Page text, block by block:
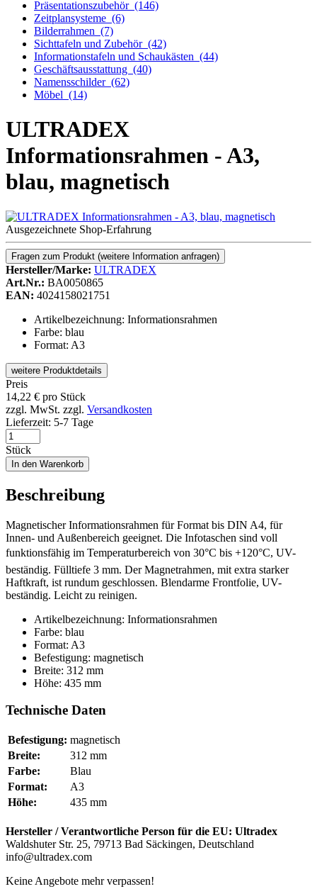
Präsentationszubehör (146)
Zeitplansysteme (6)
Bilderrahmen (7)
Sichttafeln und Zubehör (42)
Informationstafeln und Schaukästen (44)
Geschäftsausstattung (40)
Namensschilder (62)
Möbel (14)
ULTRADEX
Informationsrahmen - A3,
blau, magnetisch
Ausgezeichnete Shop-Erfahrung
Fragen zum Produkt (weitere Information anfragen)
Hersteller/Marke: ULTRADEX
Art.Nr.: BA0050865
EAN: 4024158021751
Artikelbezeichnung: Informationsrahmen
Farbe: blau
Format: A3
weitere Produktdetails
Preis
14,22 € pro Stück
zzgl. MwSt. zzgl. Versandkosten
Lieferzeit: 5-7 Tage
Stück
In den Warenkorb
Beschreibung
Magnetischer Informationsrahmen für Format bis DIN A4, für
Innen- und Außenbereich geeignet. Die Infotaschen sind voll
funktionsfähig im Temperaturbereich von 30°C bis +120°C, UV-
beständig. Fülltiefe 3 mm. Der Magnetrahmen, mit extra starker
Haftkraft, ist rundum geschlossen. Blendarme Frontfolie, UV-
beständig. Leicht zu reinigen.
Artikelbezeichnung: Informationsrahmen
Farbe: blau
Format: A3
Befestigung: magnetisch
Breite: 312 mm
Höhe: 435 mm
Technische Daten
Befestigung: magnetisch
Breite:
312 mm
Farbe:
Blau
Format:
A3
Höhe:
435 mm
Hersteller / Verantwortliche Person für die EU: Ultradex
Waldshuter Str. 25, 79713 Bad Säckingen, Deutschland
info@ultradex.com
Keine Angebote mehr verpassen!